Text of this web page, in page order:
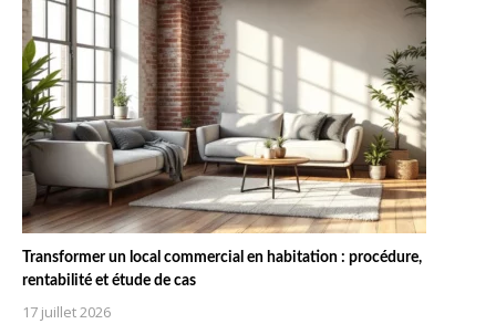
Transformer un local commercial en habitation : procédure,
rentabilité et étude de cas
17 juillet 2026